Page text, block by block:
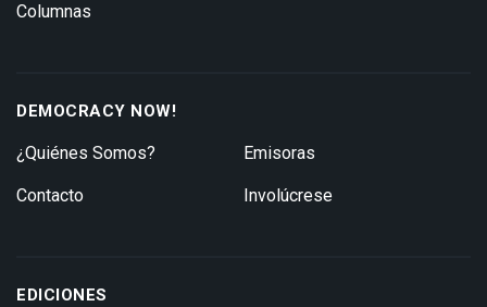
Columnas
DEMOCRACY NOW!
¿Quiénes Somos?
Contacto
Emisoras
Involúcrese
EDICIONES